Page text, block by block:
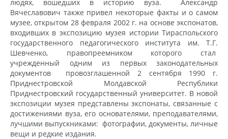
людях, вошедших в историю вуза. Александр
Вячеславович также привел некоторые факты и о самом
музее, открытом 28 февраля 2002 г. на основе экспонатов,
входивших в экспозицию музея истории Тираспольского
государственного педагогического института им. Т.Г.
Шевченко, правопреемником которого стал
учрежденный одним из первых законодательных
документов провозглашенной 2 сентября 1990 г.
Приднестровской Молдавской Республики
Приднестровский государственный университет. В новой
экспозиции музея представлены экспонаты, связанные с
достижениями вуза, его основателями, преподавателями,
лучшими выпускниками: фотографии, документы, личные
вещи и редкие издания.